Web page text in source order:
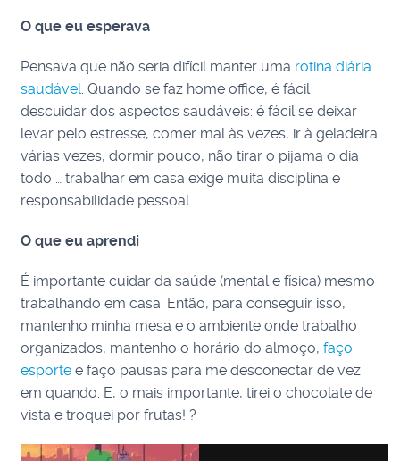
O que eu esperava
Pensava que não seria difícil manter uma rotina diária
saudável. Quando se faz home office, é fácil
descuidar dos aspectos saudáveis: é fácil se deixar
levar pelo estresse, comer mal às vezes, ir à geladeira
várias vezes, dormir pouco, não tirar o pijama o dia
todo … trabalhar em casa exige muita disciplina e
responsabilidade pessoal.
O que eu aprendi
É importante cuidar da saúde (mental e física) mesmo
trabalhando em casa. Então, para conseguir isso,
mantenho minha mesa e o ambiente onde trabalho
organizados, mantenho o horário do almoço, faço
esporte e faço pausas para me desconectar de vez
em quando. E, o mais importante, tirei o chocolate de
vista e troquei por frutas! ?